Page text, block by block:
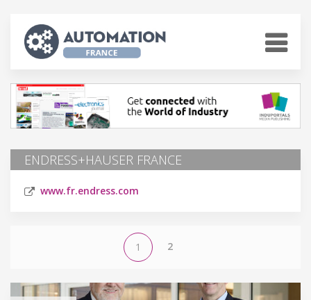
ENDRESS+HAUSER FRANCE
www.fr.endress.com
1 2